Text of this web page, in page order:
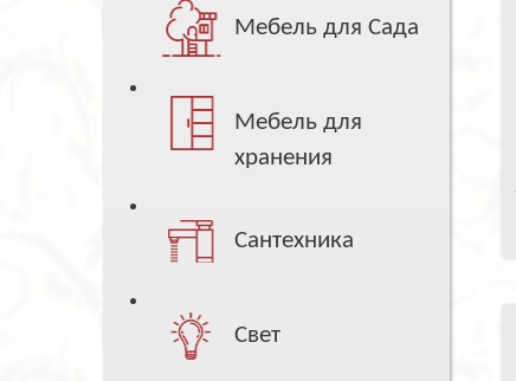
Мебель для Сада
Мебель для
хранения
Сантехника
Свет